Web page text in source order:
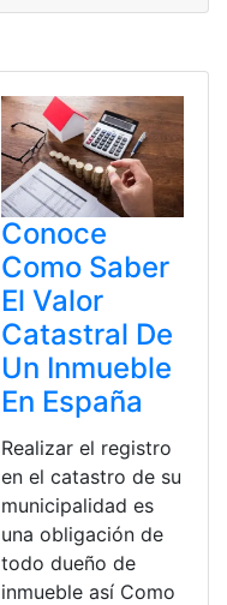
Conoce
Como Saber
El Valor
Catastral De
Un Inmueble
En España
Realizar el registro
en el catastro de su
municipalidad es
una obligación de
todo dueño de
inmueble así Como